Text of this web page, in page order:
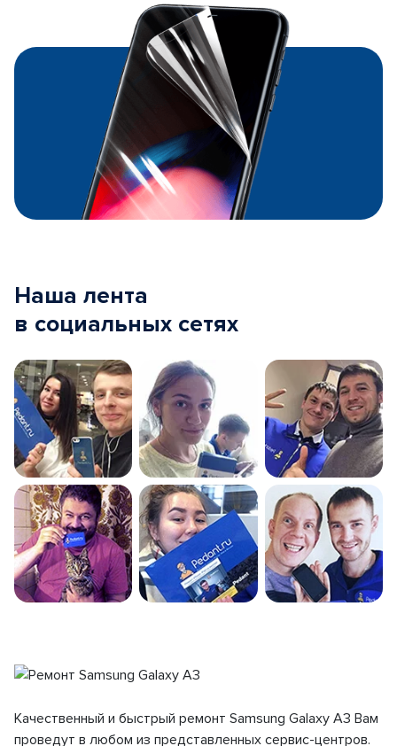
Наша лента
в социальных сетях
Качественный и быстрый ремонт Samsung Galaxy A3 Вам
проведут в любом из представленных сервис-центров.